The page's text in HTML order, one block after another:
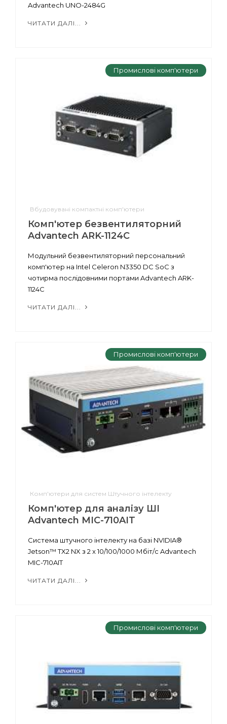
Advantech UNO-2484G
ЧИТАТИ ДАЛІ...
Промислові комп'ютери
Вбудовувані компактні комп'ютери
Комп'ютер безвентиляторний
Advantech ARK-1124C
Модульний безвентиляторний персональний
комп'ютер на Intel Celeron N3350 DC SoC з
чотирма послідовними портами Advantech ARK-
1124C
ЧИТАТИ ДАЛІ...
Промислові комп'ютери
Комп'ютери для систем Штучного інтелекту
Комп'ютер для аналізу ШІ
Advantech MIC-710AIT
Система штучного інтелекту на базі NVIDIA®
Jetson™ TX2 NX з 2 x 10/100/1000 Мбіт/с Advantech
MIC-710AIT
ЧИТАТИ ДАЛІ...
Промислові комп'ютери